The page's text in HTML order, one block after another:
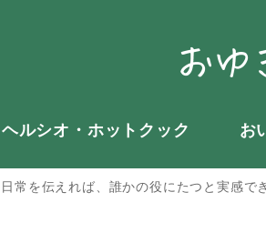
ヘルシオ・ホットクック お
常を伝えれば、誰かの役にたつと実感で